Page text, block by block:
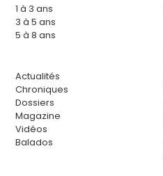
1 à 3 ans
3 à 5 ans
5 à 8 ans
Actualités
Chroniques
Dossiers
Magazine
Vidéos
Balados